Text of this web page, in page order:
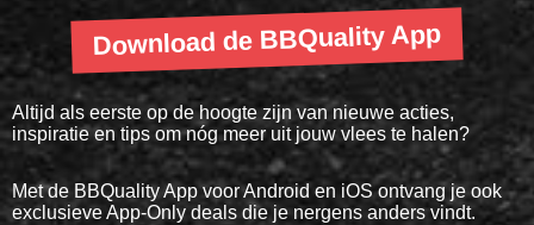
Download de BBQuality App
Altijd als eerste op de hoogte zijn van nieuwe acties,
inspiratie en tips om nóg meer uit jouw vlees te halen?
Met de BBQuality App voor Android en iOS ontvang je ook
exclusieve App-Only deals die je nergens anders vindt.